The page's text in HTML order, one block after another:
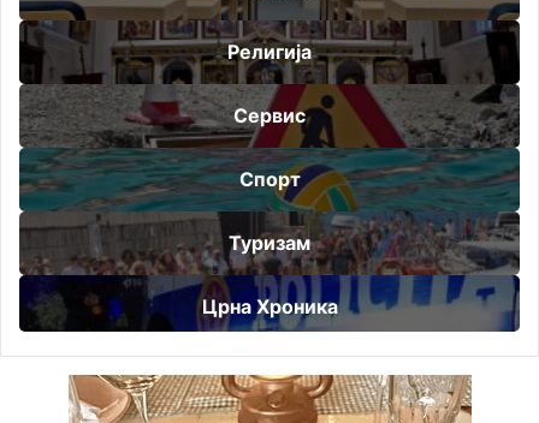
Религија
Сервис
Спорт
Туризам
Црна Хроника